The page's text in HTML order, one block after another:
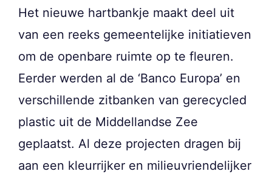
Het nieuwe hartbankje maakt deel uit
van een reeks gemeentelijke initiatieven
om de openbare ruimte op te fleuren.
Eerder werden al de ‘Banco Europa’ en
verschillende zitbanken van gerecycled
plastic uit de Middellandse Zee
geplaatst. Al deze projecten dragen bij
aan een kleurrijker en milieuvriendelijker